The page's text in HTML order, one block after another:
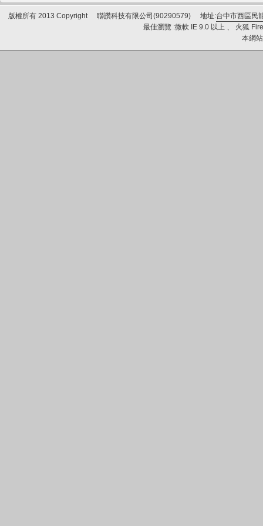
版權所有 2013 Copyright 聯讚科技有限公司(90290579) 地址:台中市西區民
最佳瀏覽 :微軟 IE 9.0 以上 、 火狐
本網